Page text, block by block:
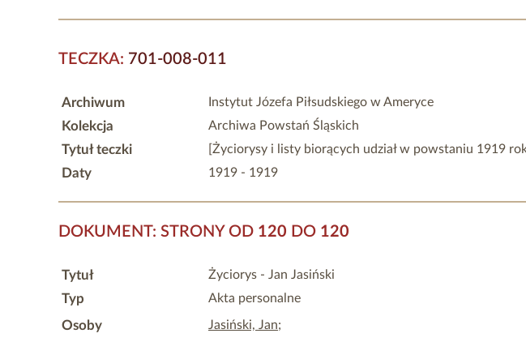
TECZKA: 701-008-011
Archiwum Instytut Józefa Piłsudskiego w Ameryce
Kolekcja Archiwa Powstań Śląskich
Tytuł teczki [Życiorysy i listy biorących udział w powstaniu 1919
Daty 1919 - 1919
DOKUMENT: STRONY OD 120 DO 120
Tytuł Życiorys - Jan Jasiński
Typ Akta personalne
Osoby Jasiński, Jan;